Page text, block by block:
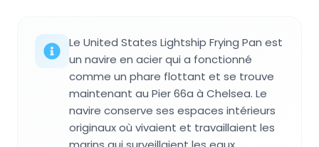
Le United States Lightship Frying Pan est
un navire en acier qui a fonctionné
comme un phare flottant et se trouve
maintenant au Pier 66a à Chelsea. Le
navire conserve ses espaces intérieurs
originaux où vivaient et travaillaient les